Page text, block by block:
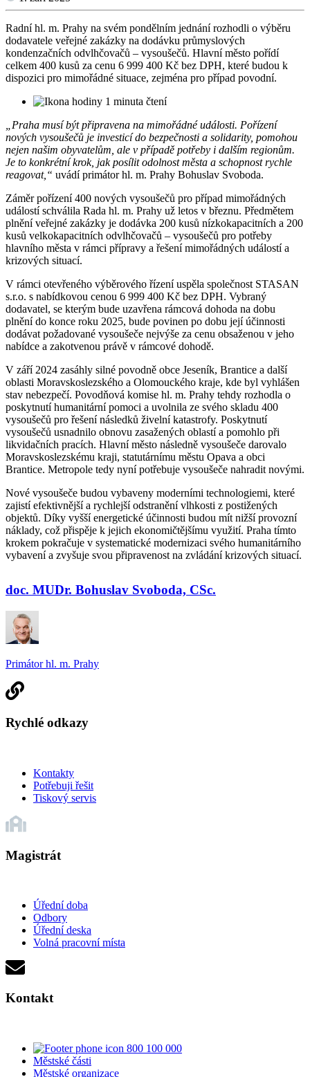
Radní hl. m. Prahy na svém pondělním jednání rozhodli o výběru
dodavatele veřejné zakázky na dodávku průmyslových
kondenzačních odvlhčovačů – vysoušečů. Hlavní město pořídí
celkem 400 kusů za cenu 6 999 400 Kč bez DPH, které budou k
dispozici pro mimořádné situace, zejména pro případ povodní.
1 minuta čtení
„Praha musí být připravena na mimořádné události. Pořízení
nových vysoušečů je investicí do bezpečnosti a solidarity, pomohou
nejen našim obyvatelům, ale v případě potřeby i dalším regionům.
Je to konkrétní krok, jak posílit odolnost města a schopnost rychle
reagovat,“ uvádí primátor hl. m. Prahy Bohuslav Svoboda.
Záměr pořízení 400 nových vysoušečů pro případ mimořádných
událostí schválila Rada hl. m. Prahy už letos v březnu. Předmětem
plnění veřejné zakázky je dodávka 200 kusů nízkokapacitních a 200
kusů velkokapacitních odvlhčovačů – vysoušečů pro potřeby
hlavního města v rámci přípravy a řešení mimořádných událostí a
krizových situací.
V rámci otevřeného výběrového řízení uspěla společnost STASAN
s.r.o. s nabídkovou cenou 6 999 400 Kč bez DPH. Vybraný
dodavatel, se kterým bude uzavřena rámcová dohoda na dobu
plnění do konce roku 2025, bude povinen po dobu její účinnosti
dodávat požadované vysoušeče nejvýše za cenu obsaženou v jeho
nabídce a zakotvenou právě v rámcové dohodě.
V září 2024 zasáhly silné povodně obce Jeseník, Brantice a další
oblasti Moravskoslezského a Olomouckého kraje, kde byl vyhlášen
stav nebezpečí. Povodňová komise hl. m. Prahy tehdy rozhodla o
poskytnutí humanitární pomoci a uvolnila ze svého skladu 400
vysoušečů pro řešení následků živelní katastrofy. Poskytnutí
vysoušečů usnadnilo obnovu zasažených oblastí a pomohlo při
likvidačních pracích. Hlavní město následně vysoušeče darovalo
Moravskoslezskému kraji, statutárnímu městu Opava a obci
Brantice. Metropole tedy nyní potřebuje vysoušeče nahradit novými.
Nové vysoušeče budou vybaveny moderními technologiemi, které
zajistí efektivnější a rychlejší odstranění vlhkosti z postižených
objektů. Díky vyšší energetické účinnosti budou mít nižší provozní
náklady, což přispěje k jejich ekonomičtějšímu využití. Praha tímto
krokem pokračuje v systematické modernizaci svého humanitárního
vybavení a zvyšuje svou připravenost na zvládání krizových situací.
doc. MUDr. Bohuslav Svoboda, CSc.
Primátor hl. m. Prahy
Rychlé odkazy
Kontakty
Potřebuji řešit
Tiskový servis
Magistrát
Úřední doba
Odbory
Úřední deska
Volná pracovní místa
Kontakt
800 100 000
Městské části
Městské organizace